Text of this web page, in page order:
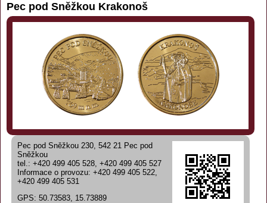
Pec pod Sněžkou Krakonoš
Pec pod Sněžkou 230, 542 21 Pec pod
Sněžkou
tel.: +420 499 405 528, +420 499 405 527
Informace o provozu: +420 499 405 522,
+420 499 405 531
GPS: 50.73583, 15.73889